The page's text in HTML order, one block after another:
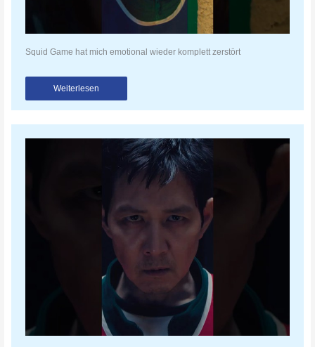
Squid Game hat mich emotional wieder komplett zerstört
Weiterlesen